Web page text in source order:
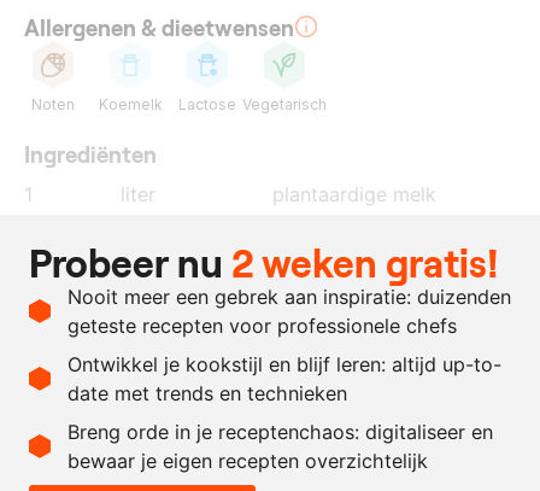
Allergenen & dieetwensen
Noten Koemelk Lactose Vegetarisch
Ingrediënten
1 liter
plantaardige melk
200
gram
jonge sparrentoppen
100
gram
suiker
Recept omrekenen
- +
Probeer nu 2 weken gratis!
Nooit meer een gebrek aan inspiratie: duizenden
geteste recepten voor professionele chefs
Ontwikkel je kookstijl en blijf leren: altijd up-to-
date met trends en technieken
Breng orde in je receptenchaos: digitaliseer en
bewaar je eigen recepten overzichtelijk